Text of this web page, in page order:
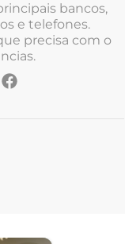
bancos,
e telefones.
precisa com o